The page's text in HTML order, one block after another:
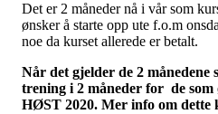
Det er 2 måneder nå i vår som
ønsker å starte opp ute f.o.m
noe da kurset allerede er betalt.
Når det gjelder de 2
trening i 2 måneder for de
HØST 2020. Mer info om dette